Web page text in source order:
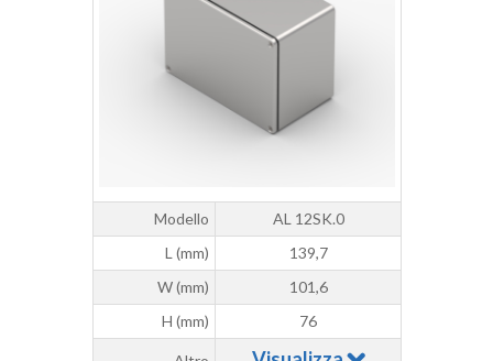
Modello
AL 12SK.0
L (mm)
139,7
W (mm)
101,6
H (mm)
76